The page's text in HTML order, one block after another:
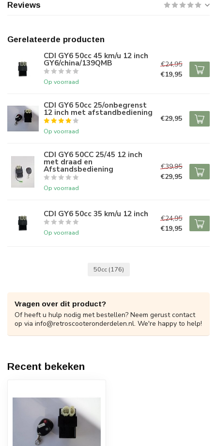
Reviews
Gerelateerde producten
CDI GY6 50cc 45 km/u 12 inch
GY6/china/139QMB
Op voorraad
€24,95
€19,95
CDI GY6 50cc 25/onbegrenst
12 inch met afstandbediening
Op voorraad
€29,95
CDI GY6 50CC 25/45 12 inch
met draad en
Afstandsbediening
Op voorraad
€39,95
€29,95
CDI GY6 50cc 35 km/u 12 inch
Op voorraad
€24,95
€19,95
50cc (176)
Vragen over dit product?
Of heeft u hulp nodig met bestellen? Neem gerust contact
op via info@retroscooteronderdelen.nl. We're happy to help!
Recent bekeken